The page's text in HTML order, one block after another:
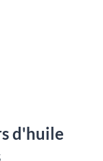
d'huile